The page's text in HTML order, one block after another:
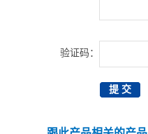
验证码：